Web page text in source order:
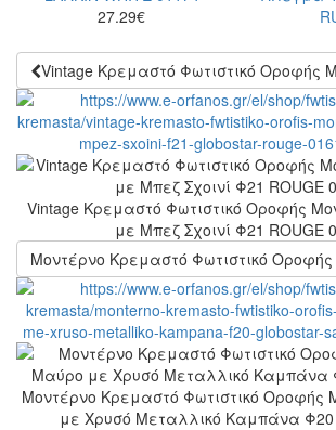
27.29€
Vintage Κρεμαστό Φωτιστικό Οροφής
Vintage Κρεμαστό Φωτιστικό Οροφής
με Μπεζ Σχοινί Φ21 ROUGE
Μοντέρνο Κρεμαστό Φωτιστικό
Μοντέρνο Κρεμαστό Φωτιστικό
με Χρυσό Μεταλλικό Καμπάνα Φ20